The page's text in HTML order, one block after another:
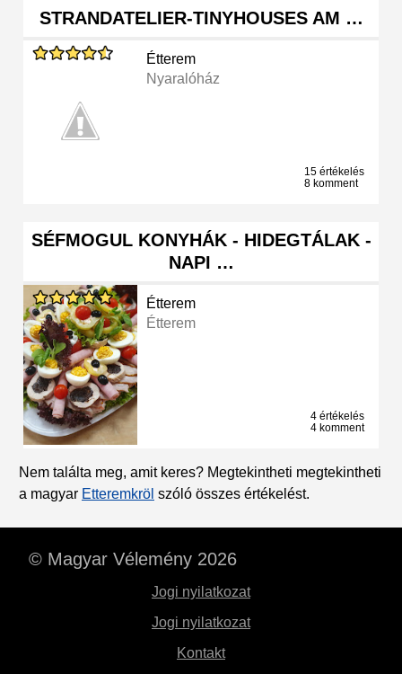
STRANDATELIER-TINYHOUSES AM …
Étterem
Nyaralóház
15 értékelés
8 komment
SÉFMOGUL KONYHÁK - HIDEGTÁLAK -
NAPI …
Étterem
Étterem
4 értékelés
4 komment
Nem találta meg, amit keres? Megtekintheti megtekintheti
a magyar Etteremkröl szóló összes értékelést.
© Magyar Vélemény 2026
Jogi nyilatkozat
Jogi nyilatkozat
Kontakt